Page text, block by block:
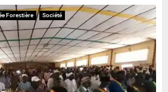
Forestière Société